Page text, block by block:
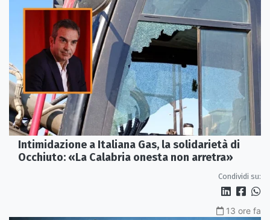
Intimidazione a Italiana Gas, la solidarietà di
Occhiuto: «La Calabria onesta non arretra»
Condividi su:
13 ore fa